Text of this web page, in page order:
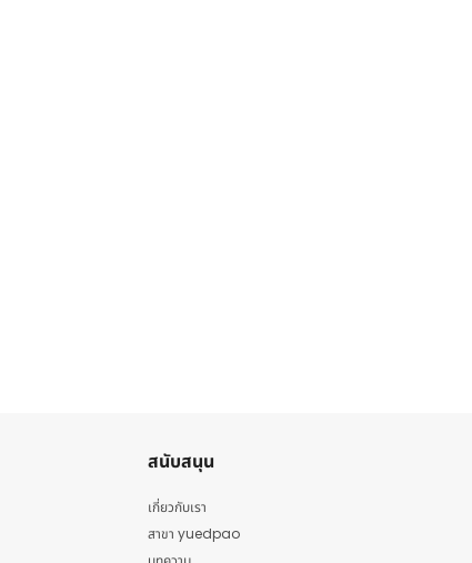
สนับสนุน
เกี่ยวกับเรา
สาขา yuedpao